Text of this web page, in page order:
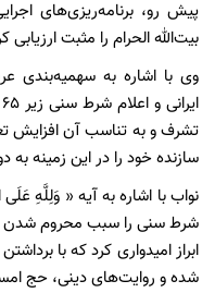
پیش رو، برنامه‌ریزی‌های
بیت‌الله الحرام را مثبت ارزیابی
تشرف و به تناسب آن افزایش
سازنده خود را در این زمینه به
نواب با اشاره به آیه « وَلِلَّهِ
شرط سنی را سبب محروم شدن
ابراز امیدواری کرد که با
شده و روایت‌های دینی، حج